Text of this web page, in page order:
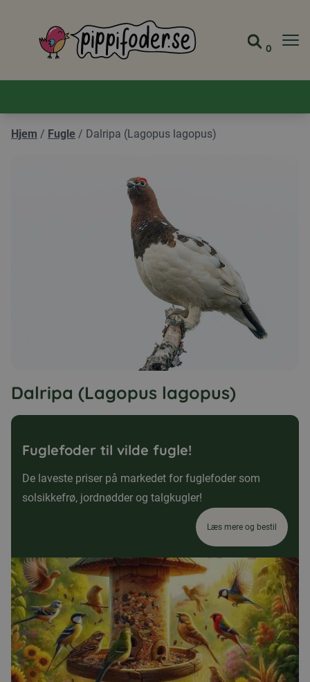
Pippifoder logo Gå til
Se
0
Hjem / Fugle / Dalripa (Lagopus lagopus)
Dalripa (Lagopus lagopus)
Fuglefoder til vilde fugle!
De laveste priser på markedet for fuglefoder som
solsikkefrø, jordnødder og talgkugler!
Læs mere og bestil